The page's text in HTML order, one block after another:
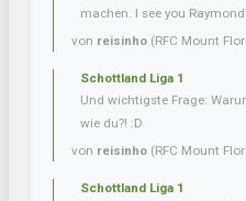
machen. I see you
von reisinho (RFC Mount
Schottland Liga 1
Und wichtigste Frage:
wie du?! :D
von reisinho (RFC Mount
Schottland Liga 1